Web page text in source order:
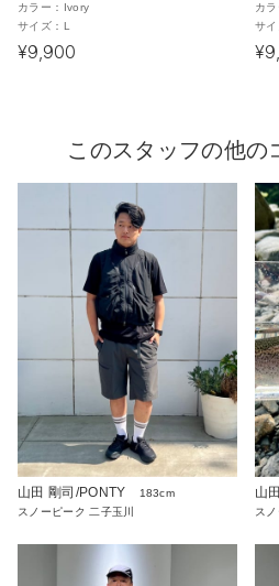
カラー： Ivory
サイズ： L
¥9,900
カラ
サイ
このスタッフの他の
山田 剛司/PONTY
183cm
スノーピーク 二子玉川
山
ス